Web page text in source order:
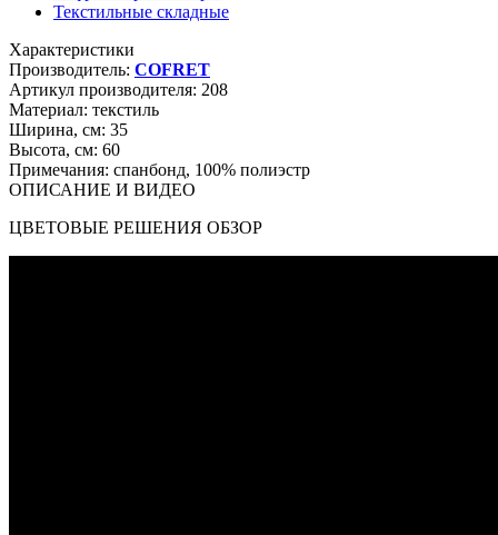
Текстильные складные
Характеристики
Производитель: COFRET
Артикул производителя: 208
Материал: текстиль
Ширина, см: 35
Высота, см: 60
Примечания: спанбонд, 100% полиэстр
ОПИСАНИЕ И ВИДЕО
ЦВЕТОВЫЕ РЕШЕНИЯ ОБЗОР